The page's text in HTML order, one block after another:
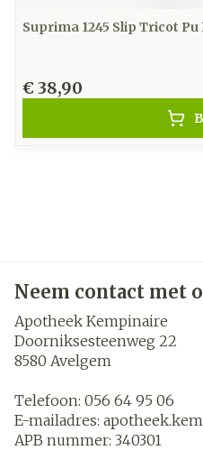
Suprima 1245 Slip Tricot
€ 38,90
Neem contact met
Apotheek Kempinaire
Doorniksesteenweg 22
8580 Avelgem
Telefoon: 056 64 95 06
E-mailadres:
APB nummer: 340301